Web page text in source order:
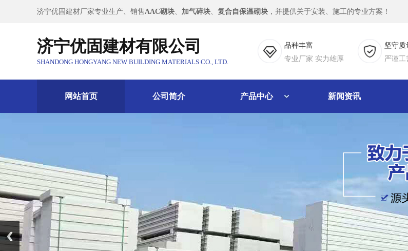
济宁优固建材厂家专业生产、销售AAC砌块、 加气碎块、 复合自保温砌块 ，并提供关于安装、施工的专业方案！
济宁优固建材有限公司
SHANDONG HONGYANG NEW BUILDING MATERIALS CO., LTD.
品种丰富
专业厂家 实力雄厚
坚守质
严谨工
网站首页 公司简介 产品中心 新闻资讯